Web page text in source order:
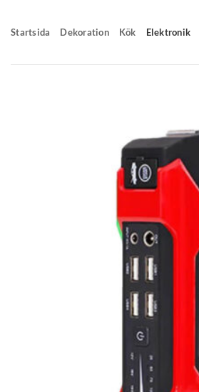
Startsida Dekoration Kök Elektronik